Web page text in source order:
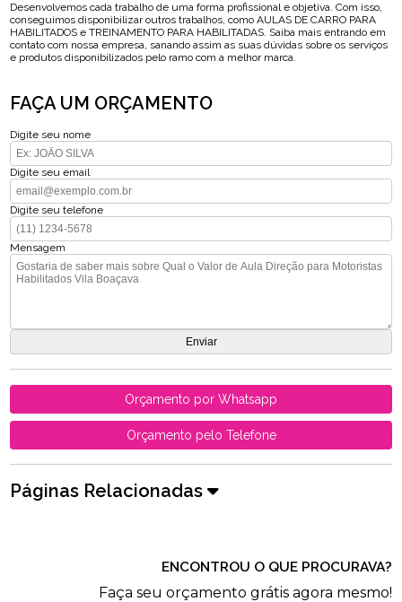
Desenvolvemos cada trabalho de uma forma profissional e objetiva. Com isso,
conseguimos disponibilizar outros trabalhos, como AULAS DE CARRO PARA
HABILITADOS e TREINAMENTO PARA HABILITADAS. Saiba mais entrando em
contato com nossa empresa, sanando assim as suas dúvidas sobre os serviços
e produtos disponibilizados pelo ramo com a melhor marca.
FAÇA UM ORÇAMENTO
Digite seu nome
Digite seu email
Digite seu telefone
Mensagem
Orçamento por Whatsapp
Orçamento pelo Telefone
Páginas Relacionadas
ENCONTROU O QUE PROCURAVA?
Faça seu orçamento grátis agora mesmo!